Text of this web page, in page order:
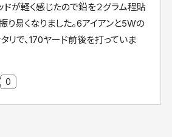
ドが軽く感じたので鉛を２グラム程貼
り易くなりました。6アイアンと5Wの
リで、170ヤード前後を打っていま
0